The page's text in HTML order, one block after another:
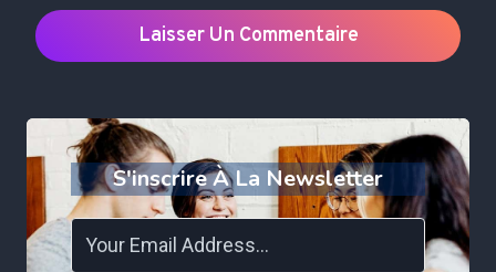
S'inscrire À La Newsletter